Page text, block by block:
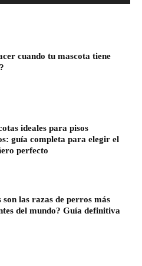
cuando tu mascota tiene
ideales para pisos
guía completa para elegir el
perfecto
son las razas de perros más
del mundo? Guía definitiva